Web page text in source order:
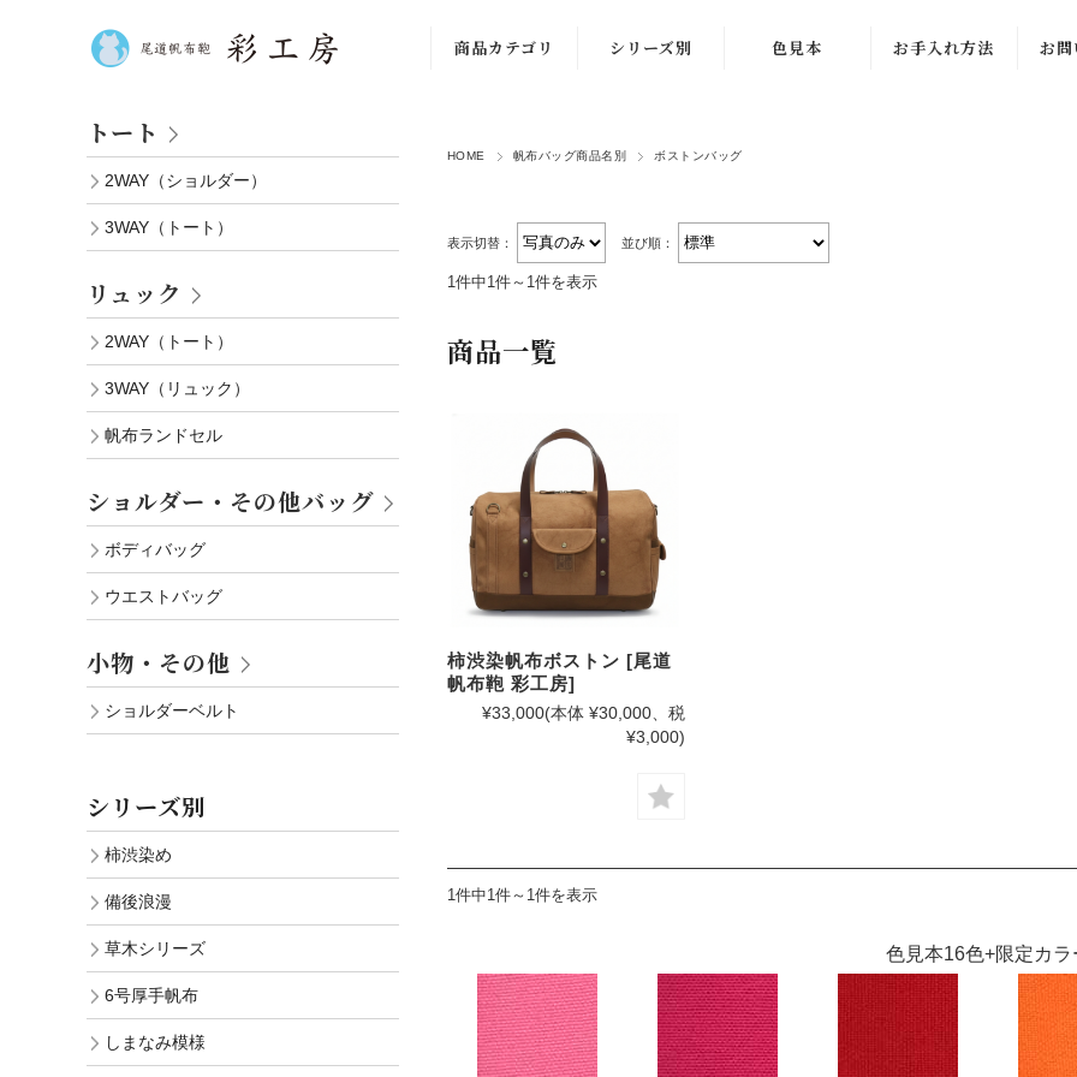
商品カテゴリ
リュック
ボディバッグ
シリーズ別
備後浪漫（べん
草木シリーズ
色見本 お手入れ方法 お
HOME 帆布バッグ商品名別 ボストンバッグ
表示切替： 並び順：
1件中1件～1件を表示
商品一覧
柿渋染帆布ボストン [尾道
帆布鞄 彩工房]
¥33,000(本体 ¥30,000、税
¥3,000)
1件中1件～1件を表示
色見本16色+限定カラ
トート
2WAY（ショルダー）
3WAY（トート）
リュック
2WAY（トート）
3WAY（リュック）
帆布ランドセル
ショルダー・その他バッグ
ボディバッグ
ウエストバッグ
小物・その他
ショルダーベルト
シリーズ別
柿渋染め
備後浪漫
草木シリーズ
6号厚手帆布
しまなみ模様